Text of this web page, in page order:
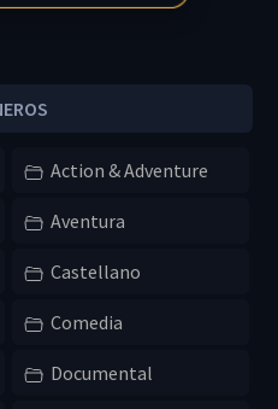
Action & Adventure
Aventura
Castellano
Comedia
Documental